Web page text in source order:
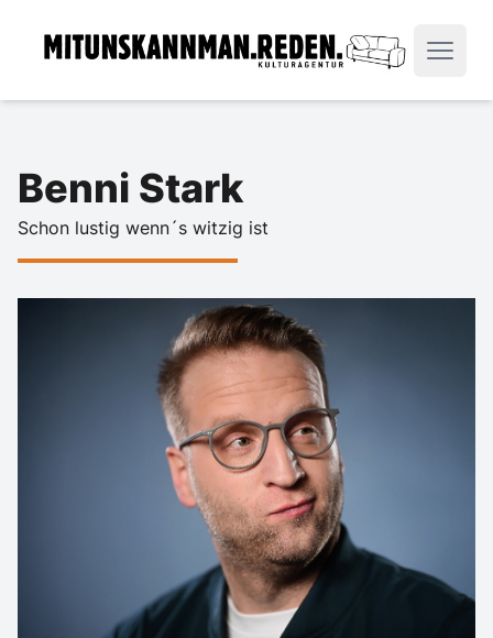
Benni Stark
Schon lustig wenn´s witzig ist